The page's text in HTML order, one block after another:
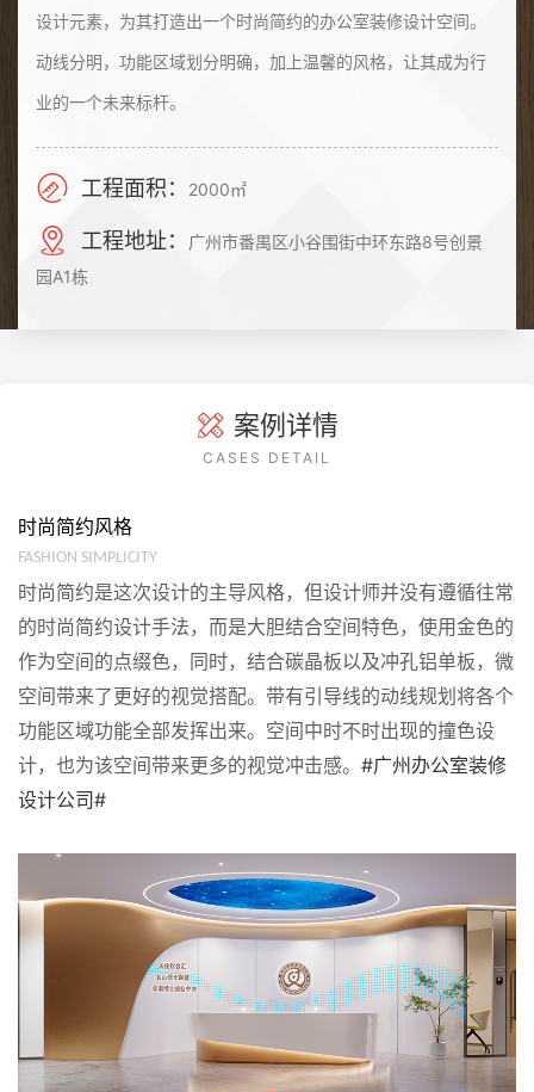
设计元素，为其打造出一个时尚简约的办公室装修设计空间。
动线分明，功能区域划分明确，加上温馨的风格，让其成为行
业的一个未来标杆。
工程面积： 2000㎡
工程地址：
广州市番禺区小谷围街中环东路8号创景
园A1栋
案例详情
CASES DETAIL
时尚简约风格
FASHION SIMPLICITY
时尚简约是这次设计的主导风格，但设计师并没有遵循往常
的时尚简约设计手法，而是大胆结合空间特色，使用金色的
作为空间的点缀色，同时，结合碳晶板以及冲孔铝单板，微
空间带来了更好的视觉搭配。带有引导线的动线规划将各个
功能区域功能全部发挥出来。空间中时不时出现的撞色设
计，也为该空间带来更多的视觉冲击感。 #广州办公室装修
设计公司#